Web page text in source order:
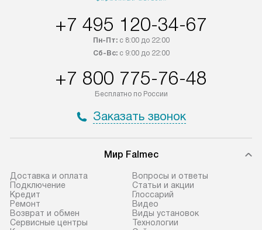
+7 495 120-34-67
Пн-Пт:с 8:00 до 22:00
Сб-Вс:с 9:00 до 22:00
+7 800 775-76-48
Бесплатно по России
Заказать звонок
Мир Falmec
Доставка и оплата
Подключение
Кредит
Ремонт
Возврат и обмен
Сервисные центры
Вопросы и ответы
Статьи и акции
Глоссарий
Видео
Виды установок
Технологии